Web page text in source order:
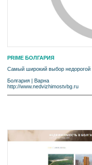
PRIME БОЛГАРИЯ
Самый широкий выбор недорогой
Болгария
Варна
http://www.nedvizhimostvbg.ru